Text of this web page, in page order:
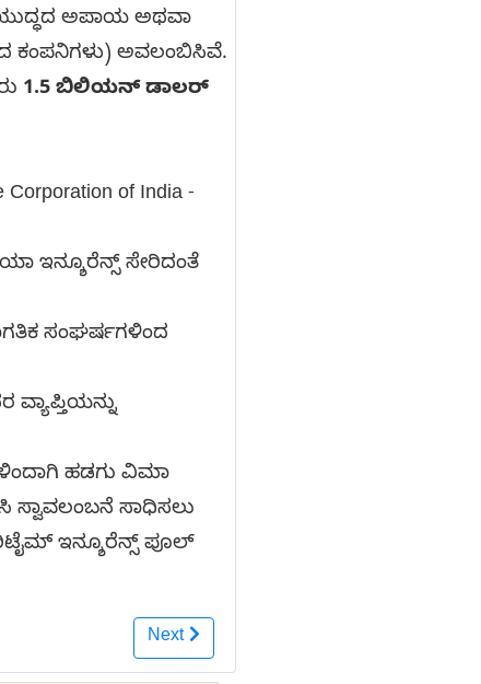
ಅಪಾಯ ಅಥವಾ
ಕಂಪನಿಗಳು) ಅವಲಂಬಿಸಿವೆ.
1.5 ಬಿಲಿಯನ್ ಡಾಲರ್
of India -
ಇನ್ಶೂರೆನ್ಸ್ ಸೇರಿದಂತೆ
ಸಂಘರ್ಷಗಳಿಂದ
ಹಡಗು ವಿಮಾ
ಸ್ವಾವಲಂಬನೆ ಸಾಧಿಸಲು
ಇನ್ಶೂರೆನ್ಸ್ ಪೂಲ್
Next